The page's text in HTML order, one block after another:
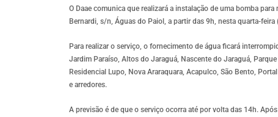
O Daae comunica que realizará a instalação de uma bomba
Bernardi, s/n, Águas do Paiol, a partir das 9h, nesta quarta-
Para realizar o serviço, o fornecimento de água ficará
Jardim Paraíso, Altos do Jaraguá, Nascente do Jaraguá,
Residencial Lupo, Nova Araraquara, Acapulco, São Bento,
e arredores.
A previsão é de que o serviço ocorra até por volta das 14h.